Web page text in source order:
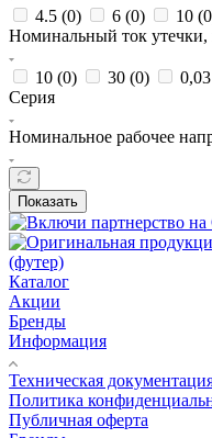
4.5 (0) 6 (0) 10 (0
Номинальный ток
10 (0) 30 (0)
Серия
Номинальное рабочее
Показать
Каталог
Акции
Бренды
Информация
Техническая
Политика
Публичная оферта